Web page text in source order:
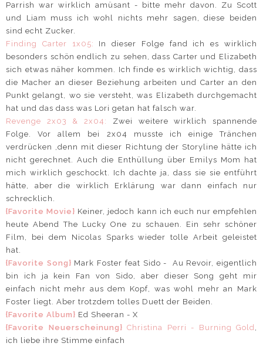
Parrish war wirklich amüsant - bitte mehr davon. Zu Scott
und Liam muss ich wohl nichts mehr sagen, diese beiden
sind echt Zucker.
Finding Carter 1x05: In dieser Folge fand ich es wirklich
besonders schön endlich zu sehen, dass Carter und Elizabeth
sich etwas näher kommen. Ich finde es wirklich wichtig, dass
die Macher an dieser Beziehung arbeiten und Carter an den
Punkt gelangt, wo sie versteht, was Elizabeth durchgemacht
hat und das dass was Lori getan hat falsch war.
Revenge 2x03 & 2x04:
Zwei weitere wirklich spannende
Folge. Vor allem bei 2x04 musste ich einige Tränchen
verdrücken ,denn mit dieser Richtung der Storyline hätte ich
nicht gerechnet. Auch die Enthüllung über Emilys Mom hat
mich wirklich geschockt. Ich dachte ja, dass sie sie entführt
hätte, aber die wirklich Erklärung war dann einfach nur
schrecklich.
{Favorite Movie} Keiner, jedoch kann ich euch nur empfehlen
heute Abend The Lucky One zu schauen. Ein sehr schöner
Film, bei dem Nicolas Sparks wieder tolle Arbeit geleistet
hat.
{Favorite Song} Mark Foster feat Sido - Au Revoir, eigentlich
bin ich ja kein Fan von Sido, aber dieser Song geht mir
einfach nicht mehr aus dem Kopf, was wohl mehr an Mark
Foster liegt. Aber trotzdem tolles Duett der Beiden.
{Favorite Album} Ed Sheeran - X
{Favorite Neuerscheinung} Christina Perri - Burning Gold ,
ich liebe ihre Stimme einfach